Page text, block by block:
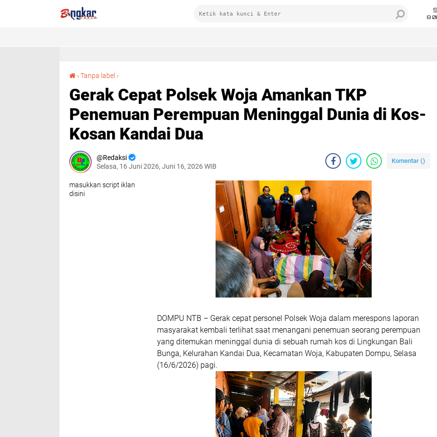
8
›Tanpa label ›
Gerak Cepat Polsek Woja Amankan TKP
Penemuan Perempuan Meninggal Dunia di Kos-
Kosan Kandai Dua
Redaksi
Selasa, 16 Juni 2026, Juni 16, 2026 WIB
Komentar ()
masukkan script iklan
disini
DOMPU NTB – Gerak cepat personel Polsek Woja dalam merespons laporan
masyarakat kembali terlihat saat menangani penemuan seorang perempuan
yang ditemukan meninggal dunia di sebuah rumah kos di Lingkungan Bali
Bunga, Kelurahan Kandai Dua, Kecamatan Woja, Kabupaten Dompu, Selasa
(16/6/2026) pagi.